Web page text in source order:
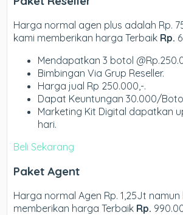
Harga normal agen plus adalah Rp.
kami memberikan harga Terbaik Rp.
Mendapatkan 3 botol
Bimbingan Via Grup Reseller.
Harga jual Rp 250.000,-.
Dapat Keuntungan 30.000/
Marketing Kit Digital dapatkan
hari.
Beli Sekarang
Paket Agent
Harga normal Agen Rp. 1,25Jt namun
memberikan harga Terbaik Rp.